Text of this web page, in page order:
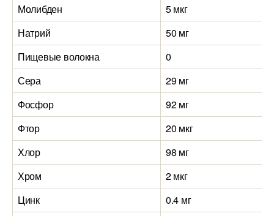
Молибден
5 мкг
Натрий
50 мг
Пищевые волокна
0
Сера
29 мг
Фосфор
92 мг
Фтор
20 мкг
Хлор
98 мг
Хром
2 мкг
Цинк
0.4 мг